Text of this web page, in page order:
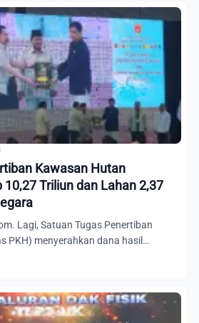
Kawasan Hutan
10,27 Triliun dan Lahan 2,37
Lagi, Satuan Tugas Penertiban
PKH) menyerahkan dana hasil